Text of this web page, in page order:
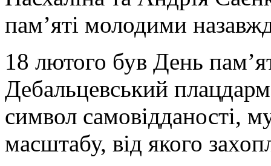
пам’яті молодими
18 лютого був День
Дебальцевський
символ самовідданості,
масштабу, від якого